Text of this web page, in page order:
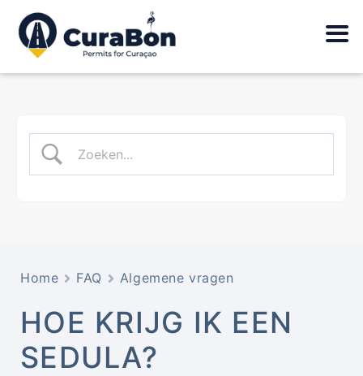
Home FAQ Algemene vragen
HOE KRIJG IK EEN
SEDULA?